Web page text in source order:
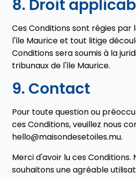
8. Droit
Ces Conditions sont régies par
l'île Maurice et tout litige
Conditions sera soumis à la
tribunaux de l'île Maurice.
9. Contact
Pour toute question ou
ces Conditions, veuillez nous
hello@maisondesetoiles.mu.
Merci d'avoir lu ces Conditions.
souhaitons une agréable